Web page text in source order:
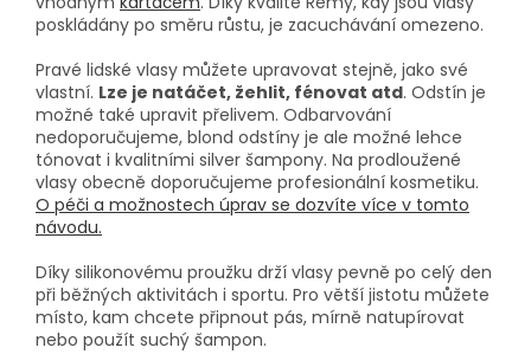
poskládány po směru růstu, je zacuchávání omezeno.
Pravé lidské vlasy můžete upravovat stejně, jako své
vlastní. Lze je natáčet, žehlit, fénovat atd. Odstín je
možné také upravit přelivem. Odbarvování
nedoporučujeme, blond odstíny je ale možné lehce
tónovat i kvalitními silver šampony. Na prodloužené
vlasy obecně doporučujeme profesionální kosmetiku.
O péči a možnostech úprav se dozvíte více v tomto
návodu.
Díky silikonovému proužku drží vlasy pevně po celý den
při běžných aktivitách i sportu. Pro větší jistotu můžete
místo, kam chcete připnout pás, mírně natupírovat
nebo použít suchý šampon.